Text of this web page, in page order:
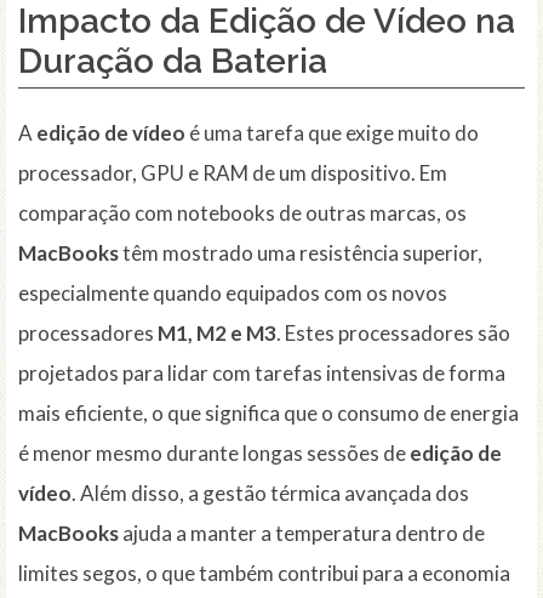
Impacto da Edição de Vídeo na
Duração da Bateria
A edição de vídeo é uma tarefa que exige muito do
processador, GPU e RAM de um dispositivo. Em
comparação com notebooks de outras marcas, os
MacBookstêm mostrado uma resistência superior,
especialmente quando equipados com os novos
processadores M1, M2 e M3. Estes processadores são
projetados para lidar com tarefas intensivas de forma
mais eficiente, o que significa que o consumo de energia
é menor mesmo durante longas sessões deedição de
vídeo. Além disso, a gestão térmica avançada dos
MacBooksajuda a manter a temperatura dentro de
limites segos, o que também contribui para a economia